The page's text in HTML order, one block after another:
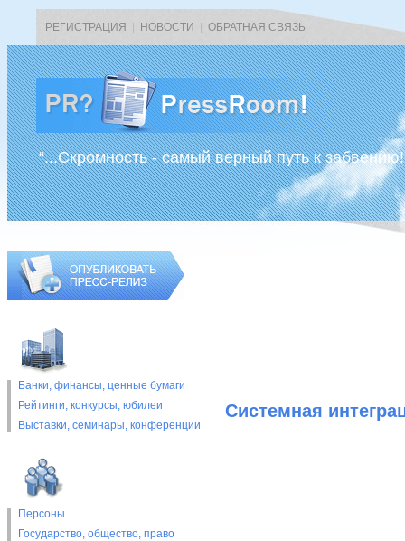
РЕГИСТРАЦИЯ НОВОСТИ ОБРАТНАЯ СВЯЗЬ
“...Скромность - самый верный путь к
Банки, финансы, ценные бумаги
Рейтинги, конкурсы, юбилеи
Выставки, cеминары, конференции
Персоны
Государство, общество, право
Системная